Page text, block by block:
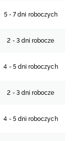
5 - 7 dni roboczych
2 - 3 dni robocze
4 - 5 dni roboczych
2 - 3 dni robocze
4 - 5 dni roboczych